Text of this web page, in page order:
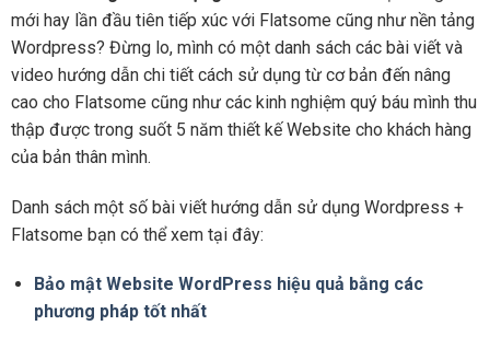
mới hay lần đầu tiên tiếp xúc với Flatsome cũng như nền tảng
Wordpress? Đừng lo, mình có một danh sách các bài viết và
video hướng dẫn chi tiết cách sử dụng từ cơ bản đến nâng
cao cho Flatsome cũng như các kinh nghiệm quý báu mình thu
thập được trong suốt 5 năm thiết kế Website cho khách hàng
của bản thân mình.
Danh sách một số bài viết hướng dẫn sử dụng Wordpress +
Flatsome bạn có thể xem tại đây:
Bảo mật Website WordPress hiệu quả bằng các
phương pháp tốt nhất